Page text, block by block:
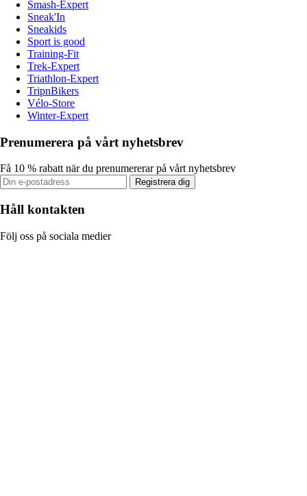
Smash-Expert
Sneak'In
Sneakids
Sport is good
Training-Fit
Trek-Expert
Triathlon-Expert
TripnBikers
Vélo-Store
Winter-Expert
Prenumerera på vårt nyhetsbrev
Få 10 % rabatt när du prenumererar på vårt nyhetsbrev
Registrera dig
Håll kontakten
Följ oss på sociala medier